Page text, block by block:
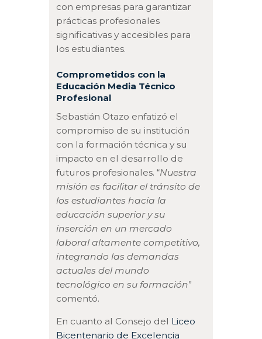
con empresas para garantizar
prácticas profesionales
significativas y accesibles para
los estudiantes.
Comprometidos con la
Educación Media Técnico
Profesional
Sebastián Otazo enfatizó el
compromiso de su institución
con la formación técnica y su
impacto en el desarrollo de
futuros profesionales. “Nuestra
misión es facilitar el tránsito de
los estudiantes hacia la
educación superior y su
inserción en un mercado
laboral altamente competitivo,
integrando las demandas
actuales del mundo
tecnológico en su formación”
comentó.
En cuanto al Consejo del Liceo
Bicentenario de Excelencia